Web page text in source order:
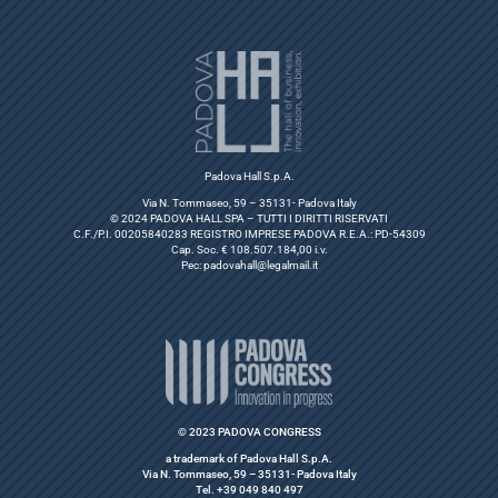
Padova Hall S.p.A.
Via N. Tommaseo, 59 – 35131- Padova Italy
© 2024 PADOVA HALL SPA – TUTTI I DIRITTI RISERVATI
C.F./P.I. 00205840283 REGISTRO IMPRESE PADOVA R.E.A.: PD-54309
Cap. Soc. € 108.507.184,00 i.v.
Pec:padovahall@legalmail.it
© 2023 PADOVA CONGRESS
a trademark of Padova Hall S.p.A.
Via N. Tommaseo, 59 – 35131- Padova Italy
Tel. +39 049 840 497